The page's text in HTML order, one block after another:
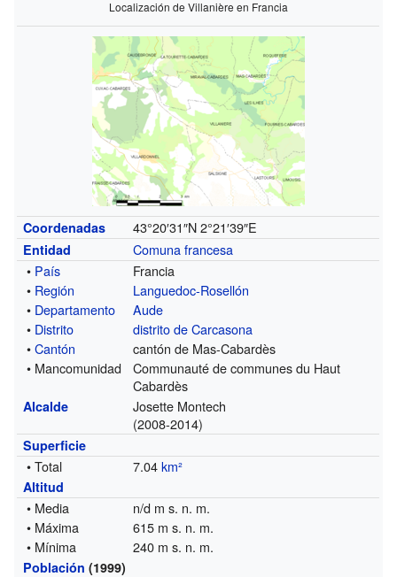
Localización de Villanière en Francia
Coordenadas 43°20′31″N 2°21′39″E
Entidad
Comuna francesa
• País
Francia
• Región
Languedoc-Rosellón
• Departamento
Aude
• Distrito
distrito de Carcasona
•Cantón
cantón de Mas-Cabardès
• Mancomunidad
Communauté de communes du Haut
Cabardès
Alcalde
Josette Montech
(2008-2014)
Superficie
• Total 7.04km²
Altitud
• Media
n/d m s. n. m.
• Máxima
615 m s. n. m.
• Mínima
240 m s. n. m.
Población (1999)